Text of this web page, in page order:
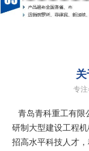
专
青岛青科重工有限
研制大型建设工程
招高水平科技人才